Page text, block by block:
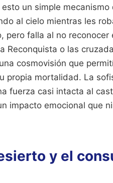
un simple
al cielo mientras les
pero falla al no
Reconquista o las
cosmovisión que
propia mortalidad. La
fuerza casi intacta al
impacto emocional que
y el